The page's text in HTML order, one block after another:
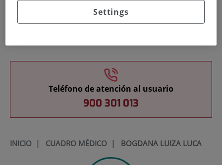
Teléfono de atención al usuario
900 301 013
INICIO| CUADRO MÉDICO| BOGDANA LUIZA LUCA
Settings